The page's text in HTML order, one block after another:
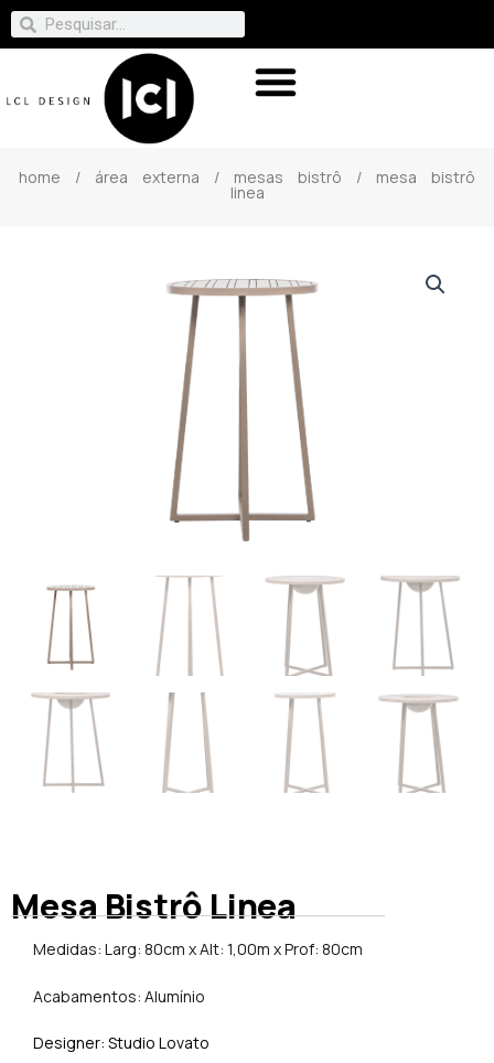
home / área externa / mesas bistrô / mesa bistrô
linea
Mesa Bistrô Linea
Medidas: Larg: 80cm x Alt: 1,00m x Prof: 80cm
Acabamentos: Alumínio
Designer: Studio Lovato